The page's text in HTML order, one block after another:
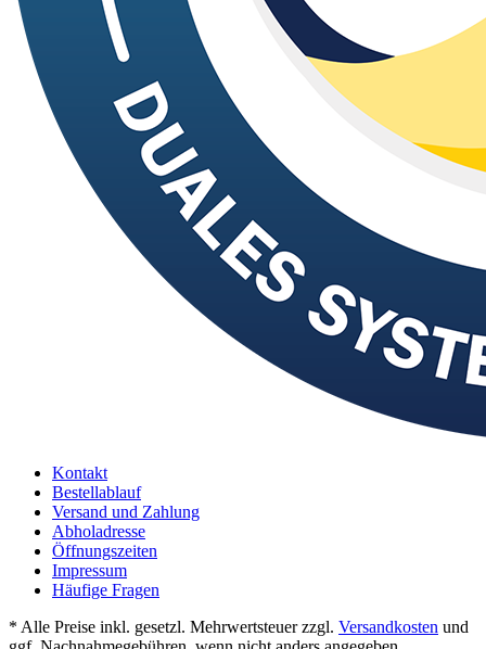
Kontakt
Bestellablauf
Versand und Zahlung
Abholadresse
Öffnungszeiten
Impressum
Häufige Fragen
* Alle Preise inkl. gesetzl. Mehrwertsteuer zzgl. Versandkosten und